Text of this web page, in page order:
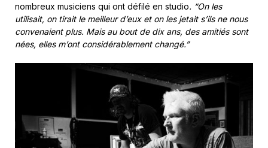
nombreux musiciens qui ont défilé en studio. “On les
utilisait, on tirait le meilleur d’eux et on les jetait s’ils ne nous
convenaient plus. Mais au bout de dix ans, des amitiés sont
nées, elles m’ont considérablement changé.”